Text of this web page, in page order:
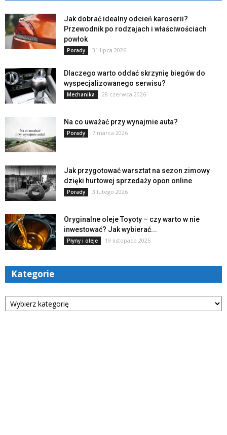
Jak dobrać idealny odcień karoserii?
Przewodnik po rodzajach i właściwościach
powłok
Porady 31 lipca 2026
Dlaczego warto oddać skrzynię biegów do
wyspecjalizowanego serwisu?
Mechanika 28 czerwca 2026
Na co uważać przy wynajmie auta?
Porady 7 marca 2026
Jak przygotować warsztat na sezon zimowy
dzięki hurtowej sprzedaży opon online
Porady 3 lutego 2026
Oryginalne oleje Toyoty – czy warto w nie
inwestować? Jak wybierać...
Płyny i oleje 19 listopada 2025
Kategorie
Kategorie